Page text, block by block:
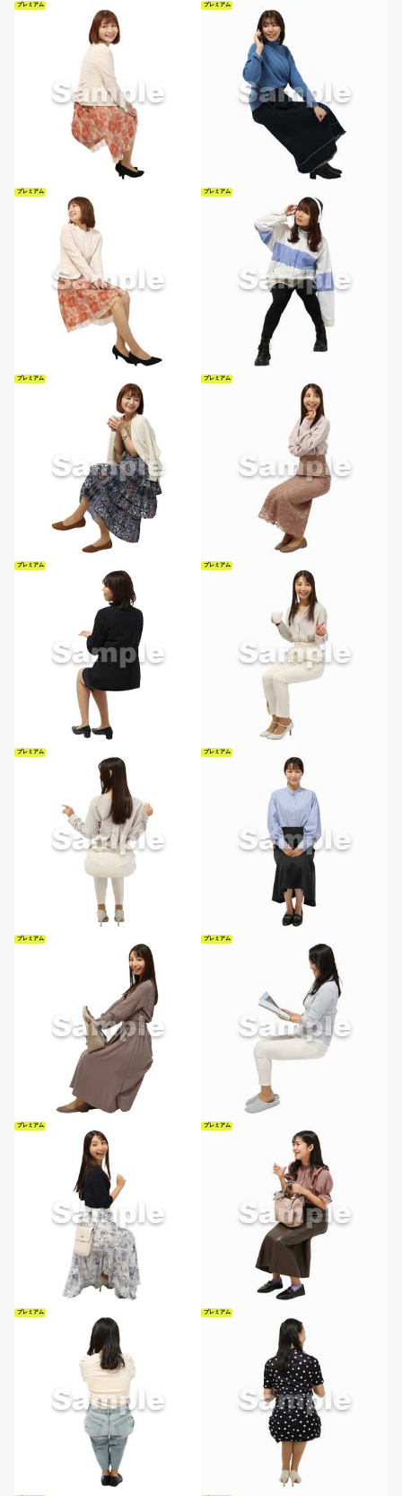
プレミアム プレミアム
プレミアム プレミアム
プレミアム プレミアム
プレミアム プレミアム
プレミアム プレミアム
プレミアム プレミアム
プレミアム プレミアム
プレミアム プレミアム